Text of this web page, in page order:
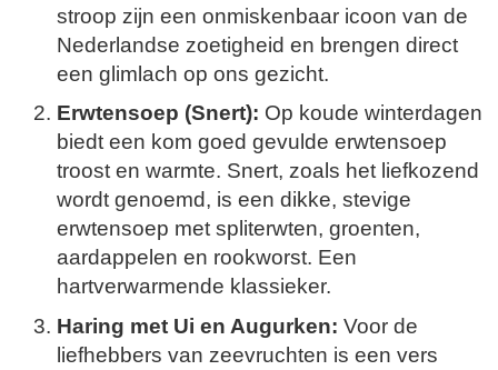
stroop zijn een onmiskenbaar icoon van de
Nederlandse zoetigheid en brengen direct
een glimlach op ons gezicht.
Erwtensoep (Snert): Op koude winterdagen
biedt een kom goed gevulde erwtensoep
troost en warmte. Snert, zoals het liefkozend
wordt genoemd, is een dikke, stevige
erwtensoep met spliterwten, groenten,
aardappelen en rookworst. Een
hartverwarmende klassieker.
Haring met Ui en Augurken: Voor de
liefhebbers van zeevruchten is een vers